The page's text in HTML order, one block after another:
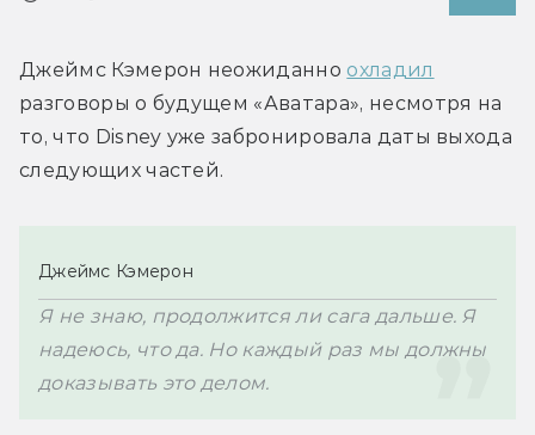
Джеймс Кэмерон неожиданно охладил
разговоры о будущем «Аватара», несмотря на
то, что Disney уже забронировала даты выхода
следующих частей.
Джеймс Кэмерон
Я не знаю, продолжится ли сага дальше. Я
надеюсь, что да. Но каждый раз мы должны
доказывать это делом.